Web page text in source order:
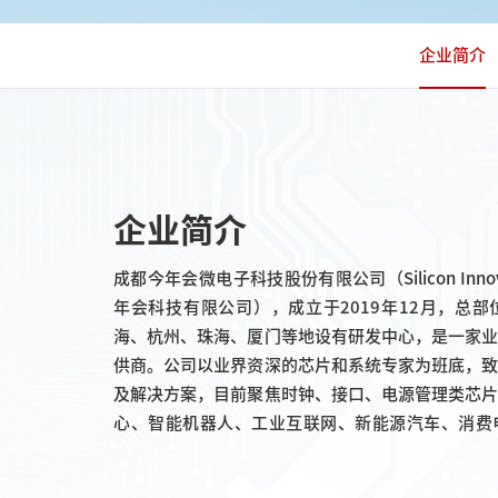
企业简介
企业简介
成都今年会微电子科技股份有限公司（Silicon
年会科技有限公司），成立于2019年12月，总部
海、杭州、珠海、厦门等地设有研发中心，是一家
供商。公司以业界资深的芯片和系统专家为班底，
及解决方案，目前聚焦时钟、接口、电源管理类芯
心、智能机器人、工业互联网、新能源汽车、消